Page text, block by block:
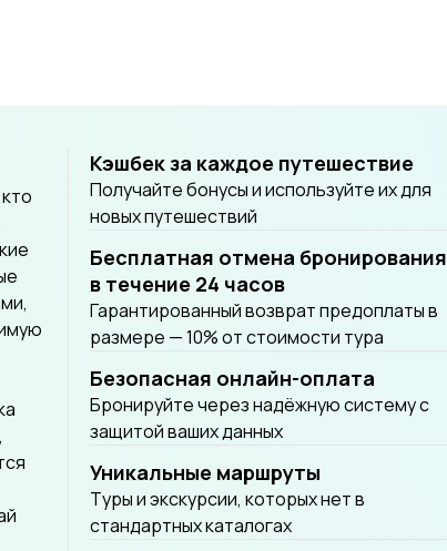
Кэшбек за каждое путешествие
Получайте бонусы и используйте их для
новых путешествий
Бесплатная отмена бронирования
в течение 24 часов
Гарантированный возврат предоплаты в
размере — 10% от стоимости тура
Безопасная онлайн-оплата
Бронируйте через надёжную систему с
защитой ваших данных
Уникальные маршруты
Tуры и экскурсии, которых нет в
стандартных каталогах